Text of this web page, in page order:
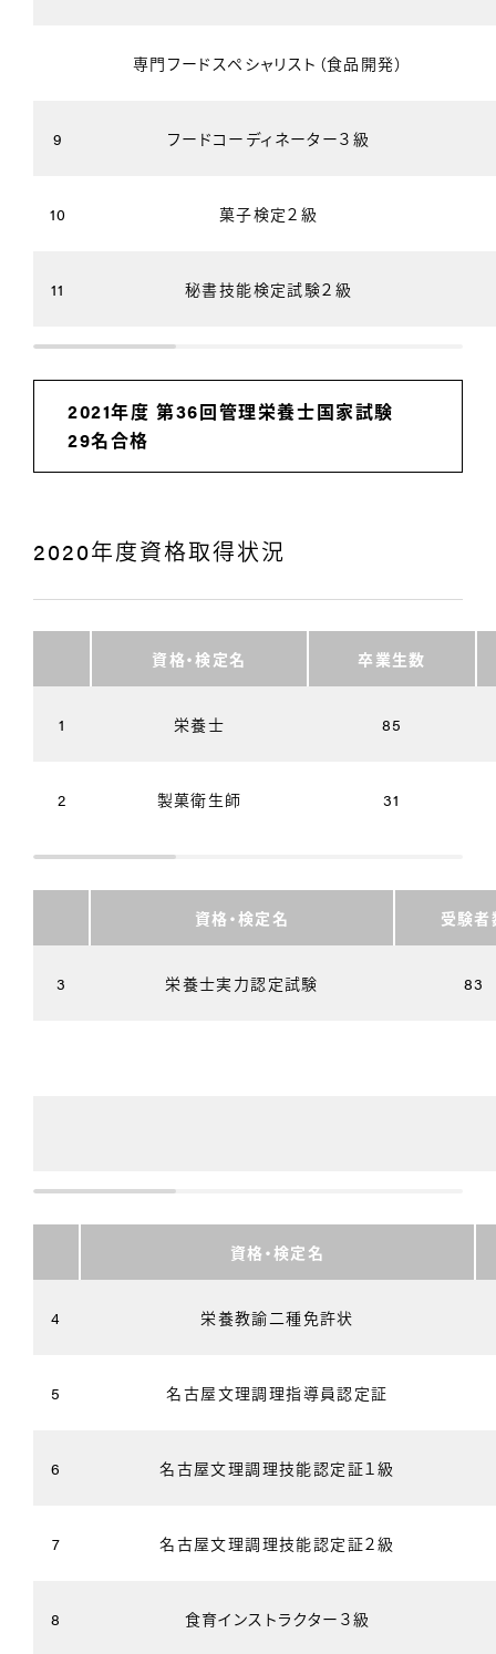
専門フードスペシャリスト（食品開発）
9 フードコーディネーター３級
10 菓子検定２級
11 秘書技能検定試験２級
2021年度 第36回管理栄養士国家試験
29名合格
2020年度資格取得状況
資格・検定名 卒業生数
1 栄養士 85
2 製菓衛生師 31
資格・検定名 受験者
3 栄養士実力認定試験 83
資格・検定名
4 栄養教諭二種免許状
5 名古屋文理調理指導員認定証
6 名古屋文理調理技能認定証１級
7 名古屋文理調理技能認定証２級
8 食育インストラクター３級